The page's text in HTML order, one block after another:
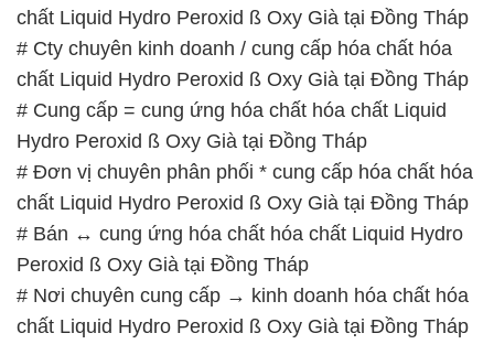
chất Liquid Hydro Peroxid ß Oxy Già tại Đồng Tháp
# Cty chuyên kinh doanh / cung cấp hóa chất hóa
chất Liquid Hydro Peroxid ß Oxy Già tại Đồng Tháp
# Cung cấp = cung ứng hóa chất hóa chất Liquid
Hydro Peroxid ß Oxy Già tại Đồng Tháp
# Đơn vị chuyên phân phối * cung cấp hóa chất hóa
chất Liquid Hydro Peroxid ß Oxy Già tại Đồng Tháp
# Bán ↔ cung ứng hóa chất hóa chất Liquid Hydro
Peroxid ß Oxy Già tại Đồng Tháp
# Nơi chuyên cung cấp → kinh doanh hóa chất hóa
chất Liquid Hydro Peroxid ß Oxy Già tại Đồng Tháp